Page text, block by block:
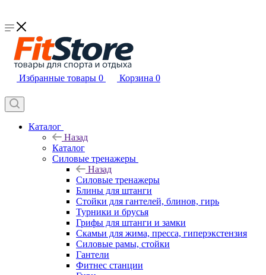
Избранные товары 0 Корзина 0
Каталог
Назад
Каталог
Силовые тренажеры
Назад
Силовые тренажеры
Блины для штанги
Стойки для гантелей, блинов, гирь
Турники и брусья
Грифы для штанги и замки
Скамьи для жима, пресса, гиперэкстензия
Силовые рамы, стойки
Гантели
Фитнес станции